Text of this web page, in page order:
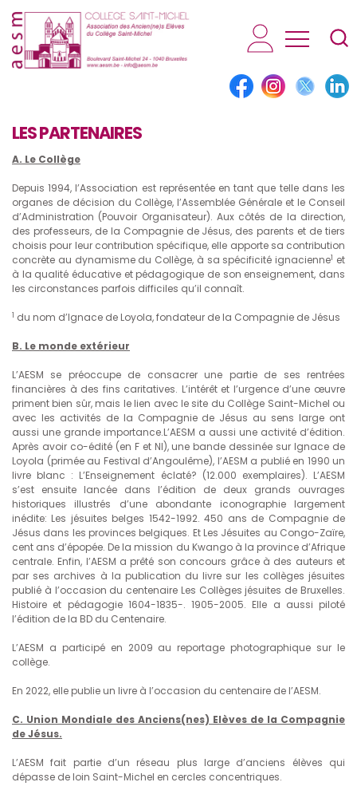
AESM...
LES PARTENAIRES
A. Le Collège
Depuis 1994, l’Association est représentée en tant que telle dans les
organes de décision du Collège, l’Assemblée Générale et le Conseil
d’Administration (Pouvoir Organisateur). Aux côtés de la direction,
des professeurs, de la Compagnie de Jésus, des parents et de tiers
choisis pour leur contribution spécifique, elle apporte sa contribution
concrète au dynamisme du Collège, à sa spécificité ignacienne1 et
à la qualité éducative et pédagogique de son enseignement, dans
les circonstances parfois difficiles qu’il connaît.
1 du nom d’Ignace de Loyola, fondateur de la Compagnie de Jésus
B. Le monde extérieur
L’AESM se préoccupe de consacrer une partie de ses rentrées
financières à des fins caritatives. L’intérêt et l’urgence d’une œuvre
priment bien sûr, mais le lien avec le site du Collège Saint-Michel ou
avec les activités de la Compagnie de Jésus au sens large ont
aussi une grande importance.L’AESM a aussi une activité d’édition.
Après avoir co-édité (en F et Nl), une bande dessinée sur Ignace de
Loyola (primée au Festival d’Angoulême), l’AESM a publié en 1990 un
livre blanc : L’Enseignement éclaté? (12.000 exemplaires). L’AESM
s’est ensuite lancée dans l’édition de deux grands ouvrages
historiques illustrés d’une abondante iconographie largement
inédite: Les jésuites belges 1542-1992. 450 ans de Compagnie de
Jésus dans les provinces belgiques. Et Les Jésuites au Congo-Zaïre,
cent ans d’épopée. De la mission du Kwango à la province d’Afrique
centrale. Enfin, l’AESM a prêté son concours grâce à des auteurs et
par ses archives à la publication du livre sur les collèges jésuites
publié à l’occasion du centenaire Les Collèges jésuites de Bruxelles.
Histoire et pédagogie 1604-1835-. 1905-2005. Elle a aussi piloté
l’édition de la BD du Centenaire.
L’AESM a participé en 2009 au reportage photographique sur le
collège.
En 2022, elle publie un livre à l’occasion du centenaire de l’AESM.
C. Union Mondiale des Anciens(nes) Elèves de la Compagnie
de Jésus.
L’AESM fait partie d’un réseau plus large d’anciens élèves qui
dépasse de loin Saint-Michel en cercles concentriques.